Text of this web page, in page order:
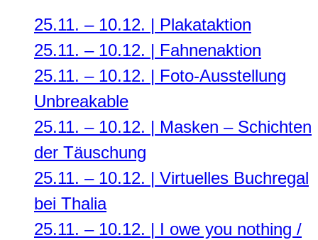
25.11. – 10.12. | Plakataktion
25.11. – 10.12. | Fahnenaktion
25.11. – 10.12. | Foto-Ausstellung
Unbreakable
25.11. – 10.12. | Masken – Schichten
der Täuschung
25.11. – 10.12. | Virtuelles Buchregal
bei Thalia
25.11. – 10.12. | I owe you nothing /